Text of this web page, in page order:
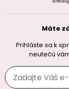
Máte
Prihláste sa k
neutečú